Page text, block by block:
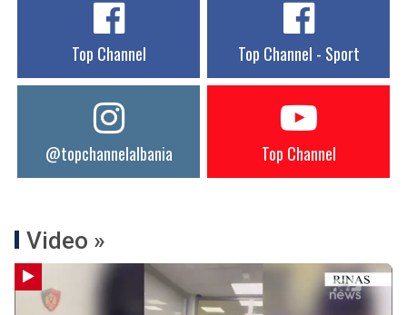
Top Channel Top Channel - Sport
@topchannelalbania Top Channel
Video »